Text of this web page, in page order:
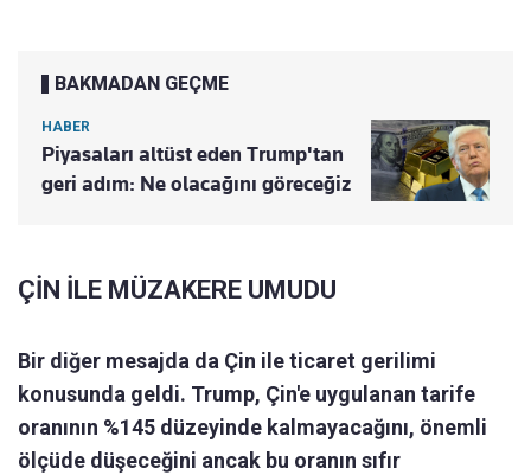
BAKMADAN GEÇME
HABER
Piyasaları altüst eden Trump'tan
geri adım: Ne olacağını göreceğiz
ÇİN İLE MÜZAKERE UMUDU
Bir diğer mesajda da Çin ile ticaret gerilimi
konusunda geldi. Trump, Çin'e uygulanan tarife
oranının %145 düzeyinde kalmayacağını, önemli
ölçüde düşeceğini ancak bu oranın sıfır